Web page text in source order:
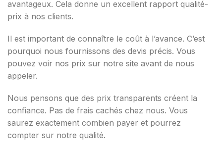
avantageux. Cela donne un excellent rapport qualité-
prix à nos clients.
Il est important de connaître le coût à l’avance. C’est
pourquoi nous fournissons des devis précis. Vous
pouvez voir nos prix sur notre site avant de nous
appeler.
Nous pensons que des prix transparents créent la
confiance. Pas de frais cachés chez nous. Vous
saurez exactement combien payer et pourrez
compter sur notre qualité.